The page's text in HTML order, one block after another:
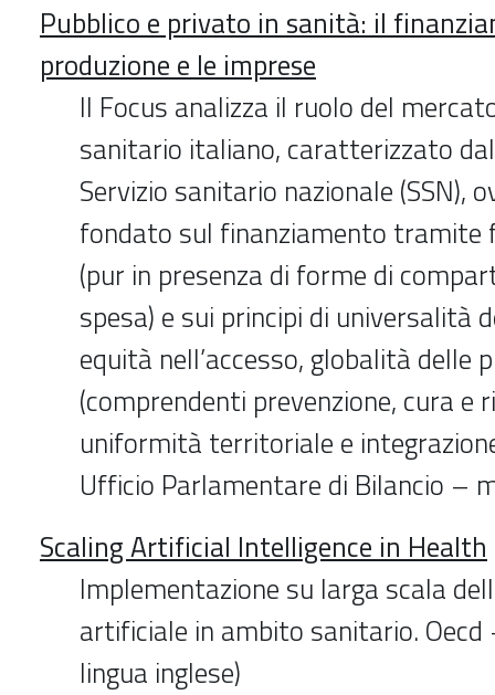
Pubblico e privato in sanità: il
produzione e le imprese
Il Focus analizza il ruolo del
sanitario italiano, caratterizzato
Servizio sanitario nazionale (SSN),
fondato sul finanziamento tramite
(pur in presenza di forme di
spesa) e sui principi di universalità
equità nell’accesso, globalità delle
(comprendenti prevenzione, cura e
uniformità territoriale e
Ufficio Parlamentare di Bilancio –
Scaling Artificial Intelligence in Health
Implementazione su larga scala
artificiale in ambito sanitario.
lingua inglese)